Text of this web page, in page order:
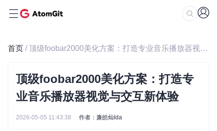
首页 / 顶级foobar2000美化方案：打造专业音乐播放器视觉与交互新体验
顶级foobar2000美化方案：打造专
业音乐播放器视觉与交互新体验
2026-05-05 11:43:38 作者：廉皓灿Ida